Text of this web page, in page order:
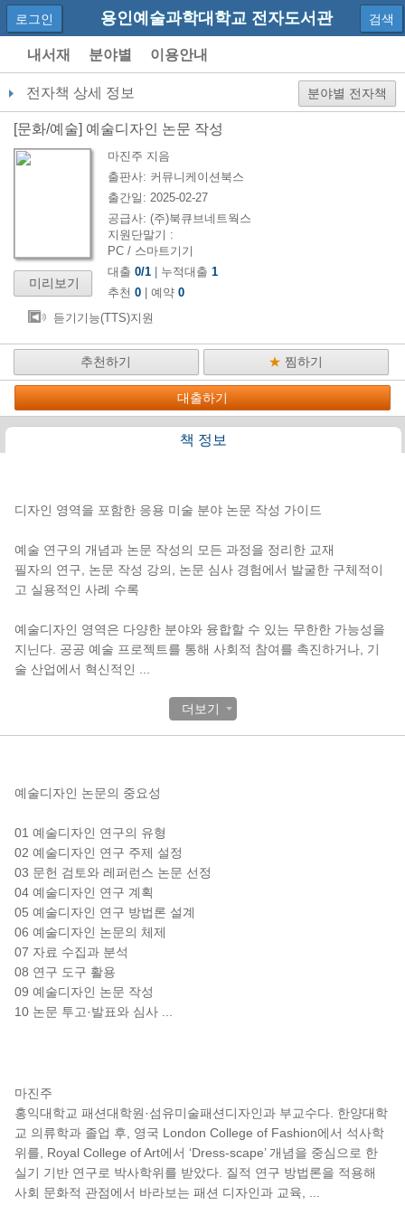
용인예술과학대학교 전자도서관
로그인 검색
내서재 분야별 이용안내
전자책 상세 정보 분야별 전자책
[문화/예술] 예술디자인 논문 작성
미리보기
마진주 지음
출판사: 커뮤니케이션북스
출간일: 2025-02-27
공급사: (주)북큐브네트웍스
지원단말기 :
PC / 스마트기기
대출 0/1 | 누적대출 1
추천 0 | 예약 0
듣기기능(TTS)지원
추천하기 ★ 찜하기
대출하기
책 정보
디자인 영역을 포함한 응용 미술 분야 논문 작성 가이드
예술 연구의 개념과 논문 작성의 모든 과정을 정리한 교재
필자의 연구, 논문 작성 강의, 논문 심사 경험에서 발굴한 구체적이
고 실용적인 사례 수록
예술디자인 영역은 다양한 분야와 융합할 수 있는 무한한 가능성을
지닌다. 공공 예술 프로젝트를 통해 사회적 참여를 촉진하거나, 기
술 산업에서 혁신적인
더보기
예술디자인 논문의 중요성
01 예술디자인 연구의 유형
02 예술디자인 연구 주제 설정
03 문헌 검토와 레퍼런스 논문 선정
04 예술디자인 연구 계획
05 예술디자인 연구 방법론 설계
06 예술디자인 논문의 체제
07 자료 수집과 분석
08 연구 도구 활용
09 예술디자인 논문 작성
10 논문 투고·발표와 심사
마진주
홍익대학교 패션대학원·섬유미술패션디자인과 부교수다. 한양대학
교 의류학과 졸업 후, 영국 London College of Fashion에서 석사학
위를, Royal College of Art에서 ‘Dress-scape’ 개념을 중심으로 한
실기 기반 연구로 박사학위를 받았다. 질적 연구 방법론을 적용해
사회 문화적 관점에서 바라보는 패션 디자인과 교육,